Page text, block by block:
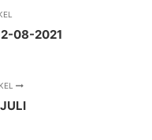
08-2021